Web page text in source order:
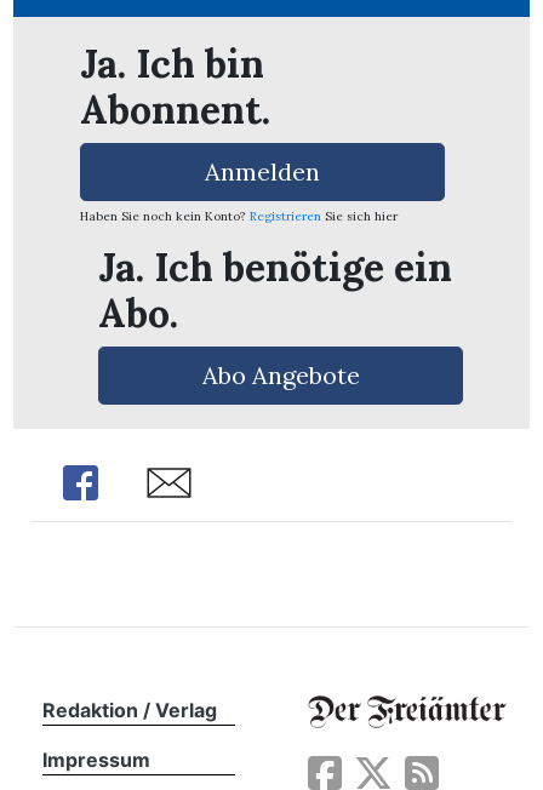
Ja. Ich bin
Abonnent.
Anmelden
Haben Sie noch kein Konto? Registrieren Sie sich hier
Ja. Ich benötige ein
Abo.
Abo Angebote
Share Share
Redaktion / Verlag
Impressum